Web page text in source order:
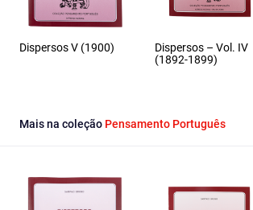
Dispersos V (1900)
Dispersos – Vol. IV
(1892-1899)
Mais na coleção Pensamento Português